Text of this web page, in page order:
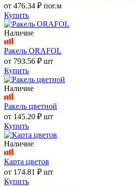
от 476.34 ₽ пог.м
Купить
Наличие
Ракель ORAFOL
от 793.56 ₽ шт
Купить
Наличие
Ракель цветной
от 145.20 ₽ шт
Купить
Наличие
Карта цветов
от 174.81 ₽ шт
Купить